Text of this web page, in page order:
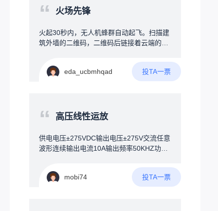
接标注货物在哪排哪层，不用扯着嗓子满仓
说：“帮我找一下墙上打孔的那种小黄螺
丝”，AI立刻匹配到正确物料，并在地图上标
实用的功能。顾客不知道名字？拿旧零件直
接对着屏幕摄像头拍照，系统自动识别图片
了自动弹提醒，语音喊一嗓子“还剩3个，该
补货了！”；智能盘点：手机扫码或拍照，系
卖得最好”，AI自动分析。硬件方案一块普通
大屏触控电视+一个小电脑盒子，比工业一
“ 火场先锋
火起30秒内，无人机蜂群自动起飞。扫描建
筑外墙的二维码，二维码后链接着云端的建
在哪、房间分布、当前火点、人员手机定
位。用定向电磁波穿透建筑，将险情告知在
房间睡觉的人，厕所玩手机的人，一团乱哄
点：技术可行，但需跨越"运营商合作"和"消
个人都生气，运用了地震时强制接管你手机
的技术。核心壁垒在集成：AI算法、通信协
见人，红外线扫描没用，容易遗漏。三：人
人抱着手机不撒手，睡觉，上厕所，逛商
eda_ucbmhqad 投TA一票
“ 高压线性运放
供电电压±275VDC输出电压±275V交流任意
波形连续输出电流10A输出频率50KHZ功率
工作温度-40-+85°失调电压0.5mv失调电流1
0pA输入电容4pF共模抑制比110DB开环增
益108DB压摆率1000V/uS建立时间750nS
mobi74 投TA一票